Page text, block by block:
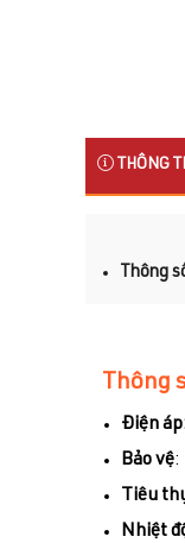
THÔNG
Thông
Thông
Điện
Bảo vệ:
Tiêu
Nhiệt